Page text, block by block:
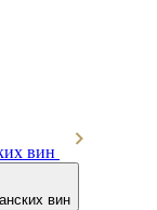
вин
вин